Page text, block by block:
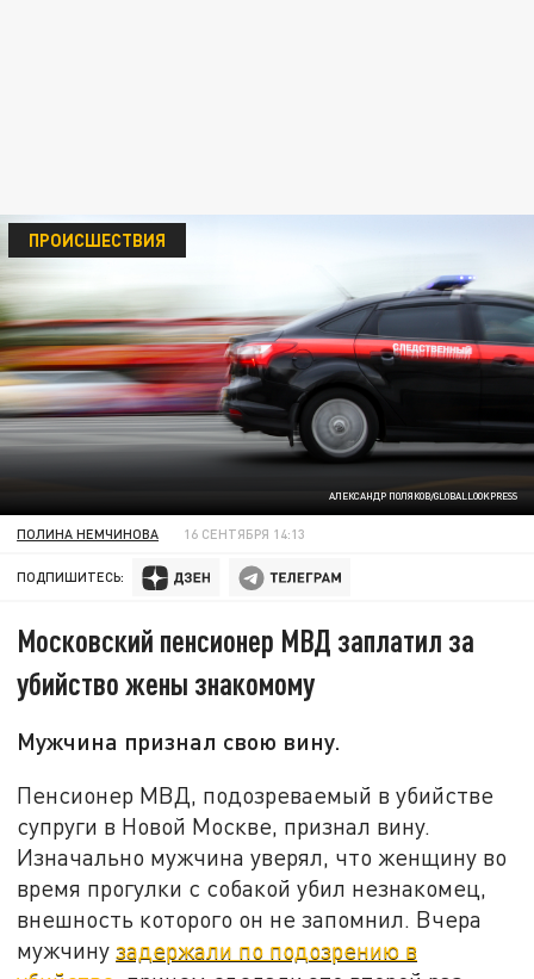
АЛЕКСАНДР ПОЛЯКОВ/GLOBALLOOKPRESS
ПРОИСШЕСТВИЯ
ПОЛИНА НЕМЧИНОВА 16 СЕНТЯБРЯ 14:13
ПОДПИШИТЕСЬ:
Московский пенсионер МВД заплатил за
убийство жены знакомому
Мужчина признал свою вину.
Пенсионер МВД, подозреваемый в убийстве
супруги в Новой Москве, признал вину.
Изначально мужчина уверял, что женщину во
время прогулки с собакой убил незнакомец,
внешность которого он не запомнил. Вчера
мужчинузадержали по подозрению в